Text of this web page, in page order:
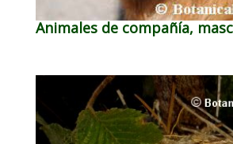
Animales de compañía,